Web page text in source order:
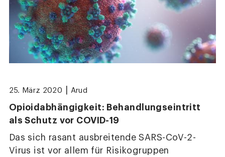
25. März 2020 Arud
Opioidabhängigkeit: Behandlungseintritt
als Schutz vor COVID-19
Das sich rasant ausbreitende SARS-CoV-2-
Virus ist vor allem für Risikogruppen